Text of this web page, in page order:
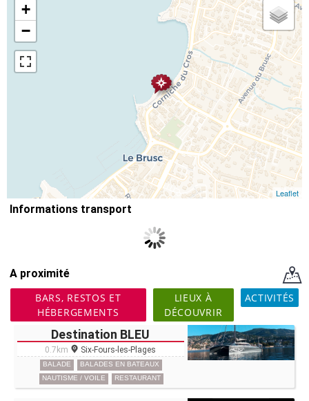
+
−
Leaflet
Informations transport
A proximité
BARS, RESTOS ET
HÉBERGEMENTS
LIEUX À
DÉCOUVRIR
ACTIVITÉS
Destination BLEU
0.7km Six-Fours-les-Plages
BALADE
BALADES EN BATEAUX
NAUTISME / VOILE
RESTAURANT